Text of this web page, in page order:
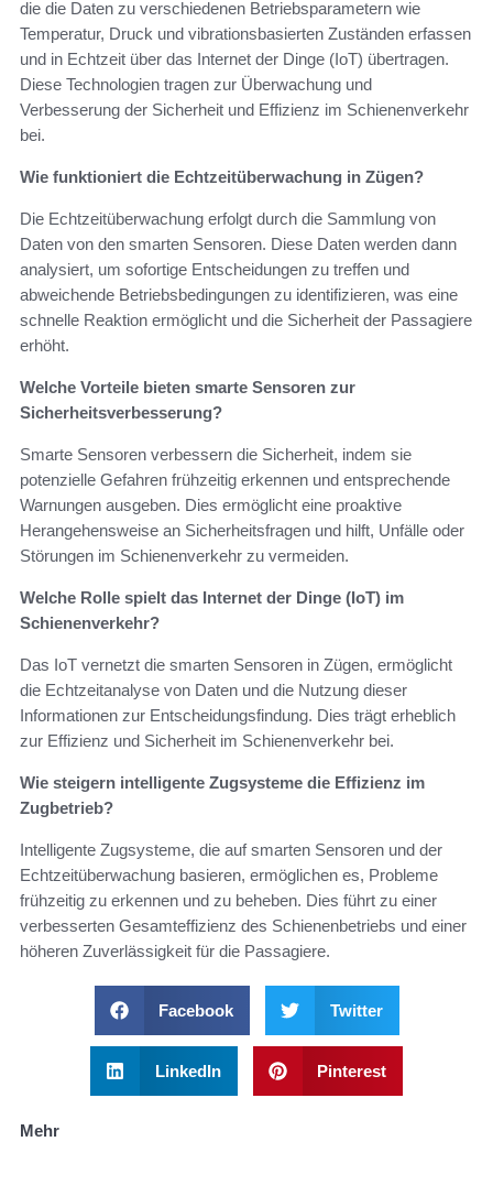
die die Daten zu verschiedenen Betriebsparametern wie
Temperatur, Druck und vibrationsbasierten Zuständen erfassen
und in Echtzeit über das Internet der Dinge (IoT) übertragen.
Diese Technologien tragen zur Überwachung und
Verbesserung der Sicherheit und Effizienz im Schienenverkehr
bei.
Wie funktioniert die Echtzeitüberwachung in Zügen?
Die Echtzeitüberwachung erfolgt durch die Sammlung von
Daten von den smarten Sensoren. Diese Daten werden dann
analysiert, um sofortige Entscheidungen zu treffen und
abweichende Betriebsbedingungen zu identifizieren, was eine
schnelle Reaktion ermöglicht und die Sicherheit der Passagiere
erhöht.
Welche Vorteile bieten smarte Sensoren zur
Sicherheitsverbesserung?
Smarte Sensoren verbessern die Sicherheit, indem sie
potenzielle Gefahren frühzeitig erkennen und entsprechende
Warnungen ausgeben. Dies ermöglicht eine proaktive
Herangehensweise an Sicherheitsfragen und hilft, Unfälle oder
Störungen im Schienenverkehr zu vermeiden.
Welche Rolle spielt das Internet der Dinge (IoT) im
Schienenverkehr?
Das IoT vernetzt die smarten Sensoren in Zügen, ermöglicht
die Echtzeitanalyse von Daten und die Nutzung dieser
Informationen zur Entscheidungsfindung. Dies trägt erheblich
zur Effizienz und Sicherheit im Schienenverkehr bei.
Wie steigern intelligente Zugsysteme die Effizienz im
Zugbetrieb?
Intelligente Zugsysteme, die auf smarten Sensoren und der
Echtzeitüberwachung basieren, ermöglichen es, Probleme
frühzeitig zu erkennen und zu beheben. Dies führt zu einer
verbesserten Gesamteffizienz des Schienenbetriebs und einer
höheren Zuverlässigkeit für die Passagiere.
Facebook Twitter
LinkedIn Pinterest
Mehr